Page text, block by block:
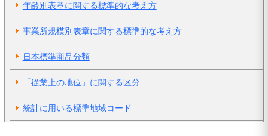
年齢別表章に関する標準的な考え方
事業所規模別表章に関する標準的な考え方
日本標準商品分類
「従業上の地位」に関する区分
統計に用いる標準地域コード